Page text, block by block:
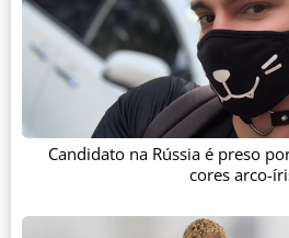
Candidato na Rússia é preso
cores arco-